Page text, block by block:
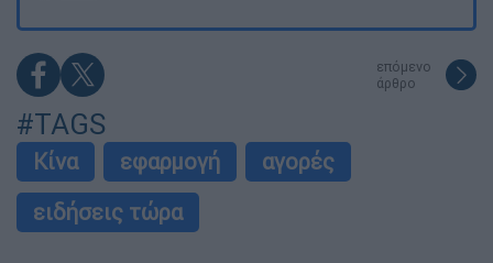
επόμενο
άρθρο
#TAGS
Κίνα εφαρμογή
αγορές
ειδήσεις τώρα